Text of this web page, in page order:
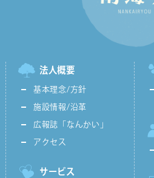
法人概要
基本理念/方針
施設情報/沿革
広報誌「なんかい」
アクセス
サービス